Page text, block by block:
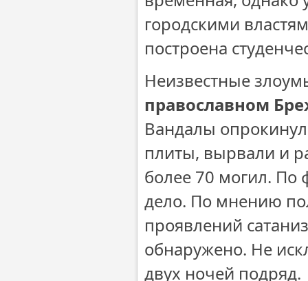
городскими
построена
Неизвестные
православном
Вандалы
плиты, вырвали и
более 70 могил. По
дело. По мнению
проявлений
обнаружено. Не
двух ночей подряд.